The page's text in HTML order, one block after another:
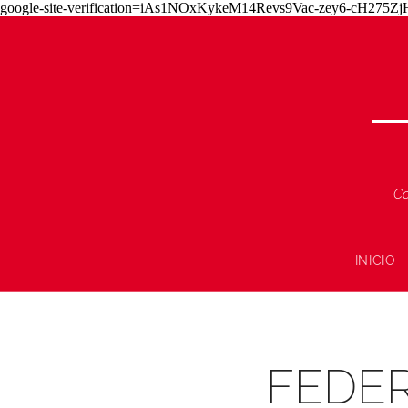
google-site-verification=iAs1NOxKykeM14Revs9Vac-zey6-
INICIO